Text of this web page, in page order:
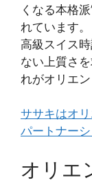
くなる本格
れています。
高級スイス
ない上質さ
れがオリエン
ササキはオ
パートナーシ
オリエ